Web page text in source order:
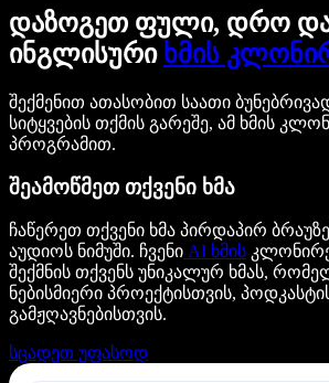
დაზოგეთ ფული, დრო და
ინგლისური ხმის
შექმენით ათასობით საათი
სიტყვების თქმის გარეშე, ამ ხმის
პროგრამით.
შეამოწმეთ თქვენი ხმა
ჩაწერეთ თქვენი ხმა პირდაპირ
აუდიოს ნიმუში. ჩვენი AI ხმის
შექმნის თქვენს უნიკალურ ხმას,
ნებისმიერი პროექტისთვის,
გამჟღავნებისთვის.
სცადეთ უფასოდ